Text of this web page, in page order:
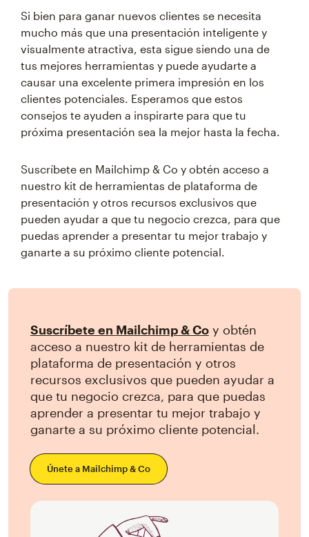
Si bien para ganar nuevos clientes se necesita
mucho más que una presentación inteligente y
visualmente atractiva, esta sigue siendo una de
tus mejores herramientas y puede ayudarte a
causar una excelente primera impresión en los
clientes potenciales. Esperamos que estos
consejos te ayuden a inspirarte para que tu
próxima presentación sea la mejor hasta la fecha.
Suscríbete en Mailchimp & Co y obtén acceso a
nuestro kit de herramientas de plataforma de
presentación y otros recursos exclusivos que
pueden ayudar a que tu negocio crezca, para que
puedas aprender a presentar tu mejor trabajo y
ganarte a su próximo cliente potencial.
Suscríbete en Mailchimp & Coy obtén
acceso a nuestro kit de herramientas de
plataforma de presentación y otros
recursos exclusivos que pueden ayudar a
que tu negocio crezca, para que puedas
aprender a presentar tu mejor trabajo y
ganarte a su próximo cliente potencial.
Únete a Mailchimp & Co